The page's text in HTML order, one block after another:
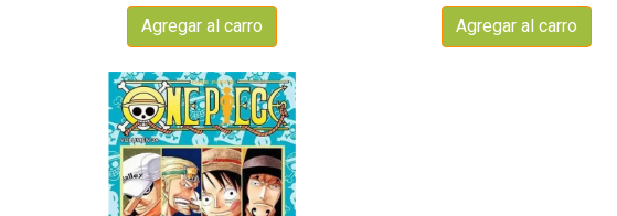
Agregar al carro Agregar al carro